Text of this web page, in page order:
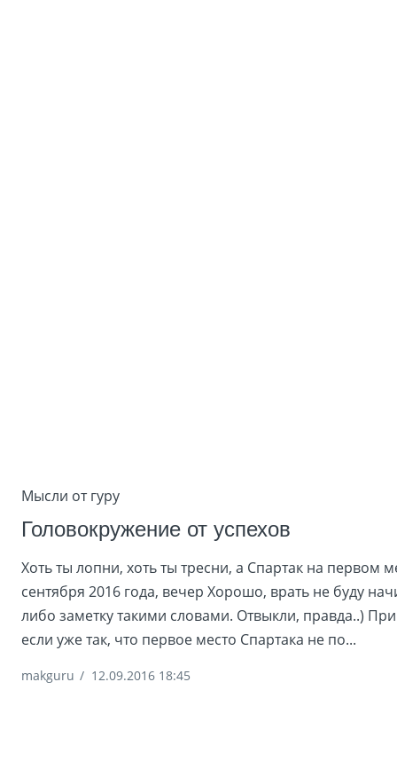
Мысли от гуру
Головокружение от успехов
Хоть ты лопни, хоть ты тресни, а Спартак на первом
сентября 2016 года, вечер Хорошо, врать не буду
либо заметку такими словами. Отвыкли, правда..)
если уже так, что первое место Спартака не по...
makguru / 12.09.2016 18:45